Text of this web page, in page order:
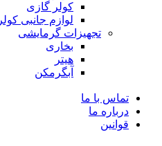
کولر گازی
لوازم جانبی کولر
تجهیزات گرمایشی
بخاری
هیتر
آبگرمکن
تماس با ما
درباره ما
قوانین